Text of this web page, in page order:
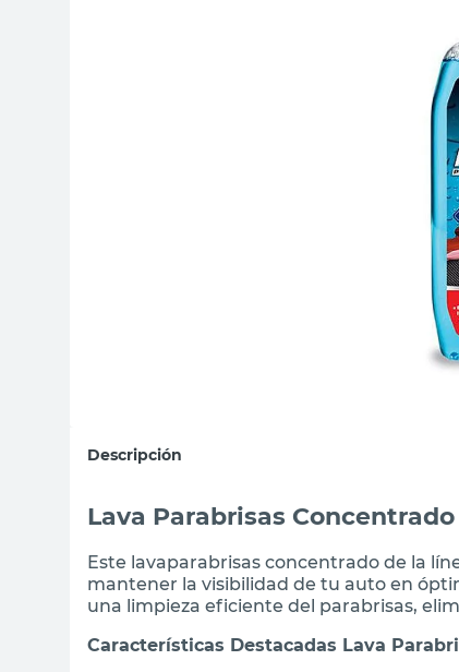
Descripción
Lava Parabrisas
Este lavaparabrisas concentrado de la
mantener la visibilidad de tu auto en
una limpieza eficiente del parabrisas,
Características Destacadas Lava